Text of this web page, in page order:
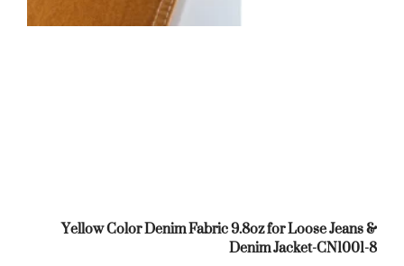
Yellow Color Denim Fabric 9.8oz for Loose Jeans &
Denim Jacket-CN1001-8